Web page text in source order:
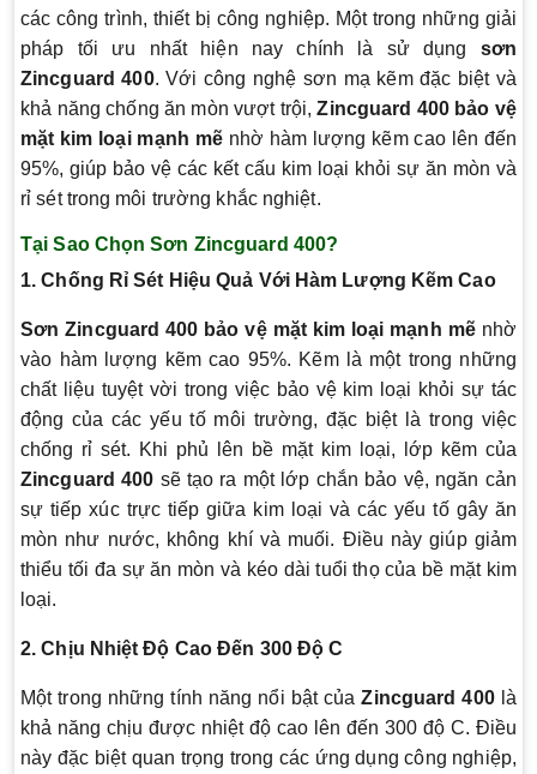
các công trình, thiết bị công nghiệp. Một trong những giải
pháp tối ưu nhất hiện nay chính là sử dụng sơn
Zincguard 400. Với công nghệ sơn mạ kẽm đặc biệt và
khả năng chống ăn mòn vượt trội,Zincguard 400 bảo vệ
mặt kim loại mạnh mẽnhờ hàm lượng kẽm cao lên đến
95%, giúp bảo vệ các kết cấu kim loại khỏi sự ăn mòn và
rỉ sét trong môi trường khắc nghiệt.
Tại Sao Chọn Sơn Zincguard 400?
1. Chống Rỉ Sét Hiệu Quả Với Hàm Lượng Kẽm Cao
Sơn Zincguard 400 bảo vệ mặt kim loại mạnh mẽnhờ
vào hàm lượng kẽm cao 95%. Kẽm là một trong những
chất liệu tuyệt vời trong việc bảo vệ kim loại khỏi sự tác
động của các yếu tố môi trường, đặc biệt là trong việc
chống rỉ sét. Khi phủ lên bề mặt kim loại, lớp kẽm của
Zincguard 400 sẽ tạo ra một lớp chắn bảo vệ, ngăn cản
sự tiếp xúc trực tiếp giữa kim loại và các yếu tố gây ăn
mòn như nước, không khí và muối. Điều này giúp giảm
thiểu tối đa sự ăn mòn và kéo dài tuổi thọ của bề mặt kim
loại.
2. Chịu Nhiệt Độ Cao Đến 300 Độ C
Một trong những tính năng nổi bật củaZincguard 400là
khả năng chịu được nhiệt độ cao lên đến 300 độ C. Điều
này đặc biệt quan trọng trong các ứng dụng công nghiệp,